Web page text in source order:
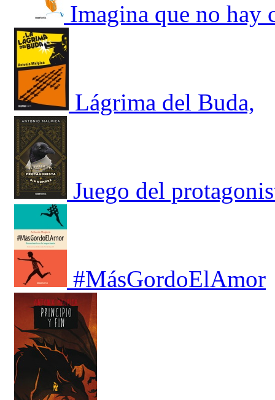
Imagina que no hay
Lágrima del Buda,
Juego del
#MásGordoElAmor